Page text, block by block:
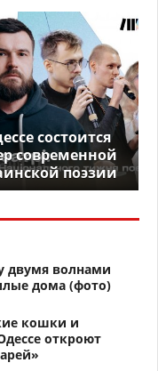
состоится
современной
поэзии
двумя волнами
дома (фото)
кошки и
откроют